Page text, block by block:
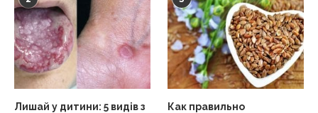
Лишай у дитини: 5 видів з
Как правильно